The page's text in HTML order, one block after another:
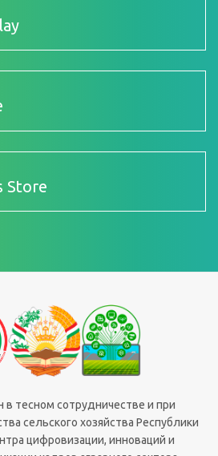
Store
в тесном сотрудничестве и при
сельского хозяйства Республики
цифровизации, инноваций и